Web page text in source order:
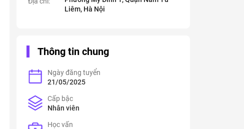
Liêm, Hà Nội
Thông tin chung
Ngày đăng tuyển
21/05/2025
Cấp bậc
Nhân viên
Học vấn